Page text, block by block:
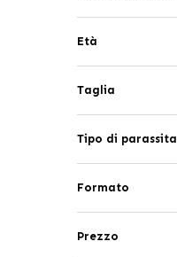
Età
Taglia
Tipo di parassita
Formato
Prezzo